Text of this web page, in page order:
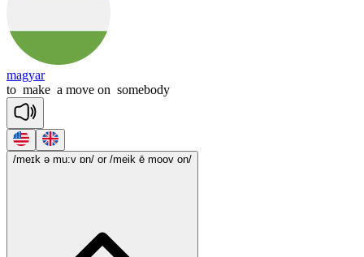
magyar
to make a move on somebody
/meɪk ə mu:v ɒn/ or /meik ē moov on/